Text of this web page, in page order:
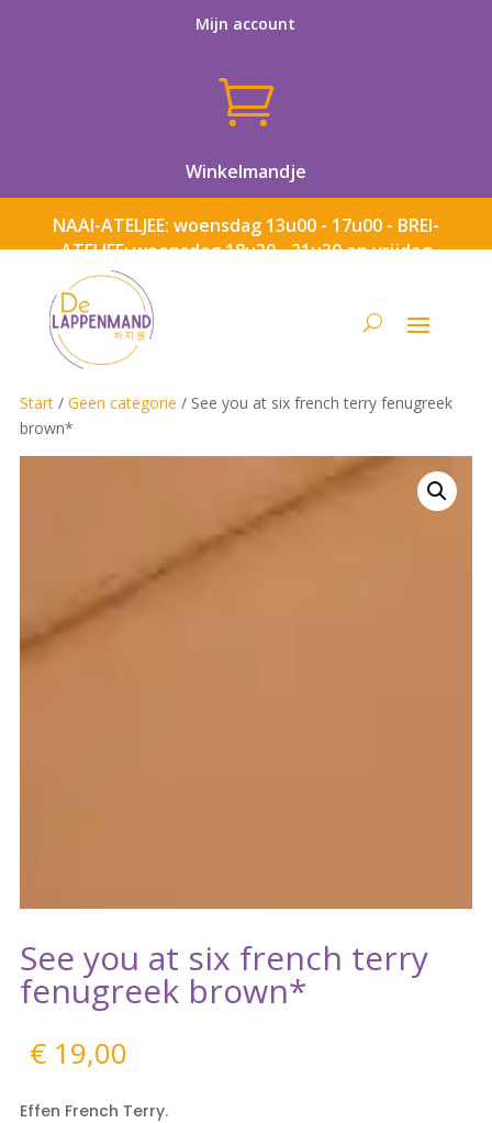
Mijn account

Winkelmandje
NAAI-ATELJEE: woensdag 13u00 - 17u00 - BREI-
ATELJEE: woensdag 18u30 - 21u30 en vrijdag
Start/ Geen categorie / See you at six french terry fenugreek
brown*
See you at six french terry
fenugreek brown*
€19,00
Effen French Terry.